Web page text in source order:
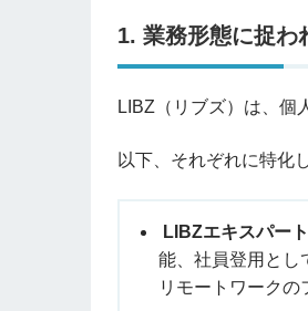
1. 業務形態に捉わ
LIBZ（リブズ）は、個
以下、それぞれに特化
LIBZエキスパート
能、社員登用とし
リモートワークの